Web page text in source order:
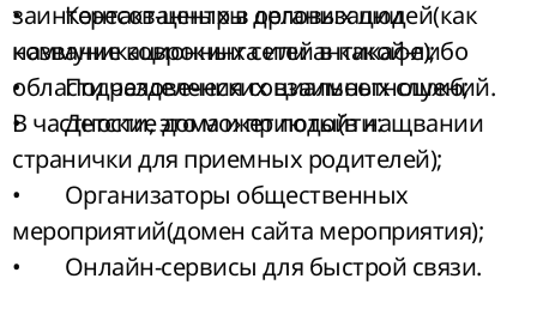
заинтересованных в организации
коммуникационных сетей в какой-либо
области человеческих взаимоотношений.
В частности, это может подойти:
• Контакт-центры деловых людей(как
название коврокинга или антикафе);
• Подразделения социальных служб;
• Детские дома и приюты(в нащвании
странички для приемных родителей);
• Организаторы общественных
мероприятий(домен сайта мероприятия);
• Онлайн-сервисы для быстрой связи.